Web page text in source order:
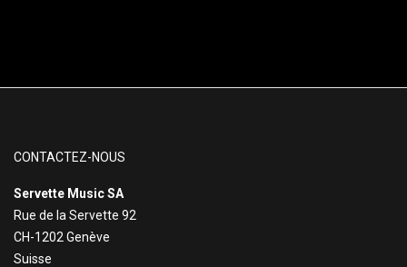
CONTACTEZ-NOUS
Servette Music SA
Rue de la Servette 92
CH-1202 Genève
Suisse